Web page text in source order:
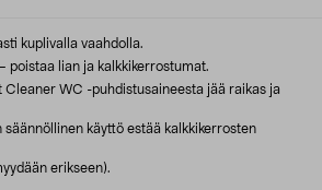
kuplivalla vaahdolla.
poistaa lian ja kalkkikerrostumat.
Cleaner WC -puhdistusaineesta jää raikas ja
säännöllinen käyttö estää kalkkikerrosten
erikseen).